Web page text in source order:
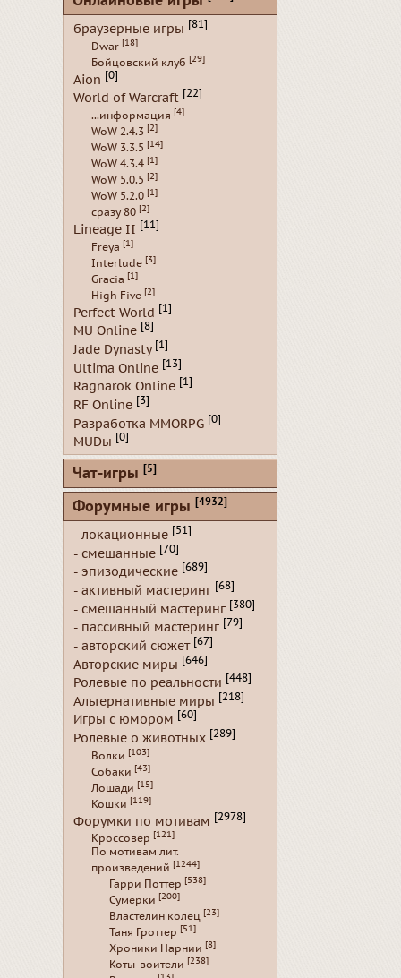
браузерные игры [81]
Dwar [18]
Бойцовский клуб [29]
Aion [0]
World of Warcraft [22]
...информация [4]
WoW 2.4.3 [2]
WoW 3.3.5 [14]
WoW 4.3.4 [1]
WoW 5.0.5 [2]
WoW 5.2.0 [1]
сразу 80 [2]
Lineage II [11]
Freya [1]
Interlude [3]
Gracia [1]
High Five [2]
Perfect World [1]
MU Online [8]
Jade Dynasty [1]
Ultima Online [13]
Ragnarok Online [1]
RF Online [3]
Разработка MMORPG [0]
MUDы [0]
Чат-игры [5]
Форумные игры [4932]
- локационные [51]
- смешанные [70]
- эпизодические [689]
- активный мастеринг [68]
- смешанный мастеринг [380]
- пассивный мастеринг [79]
- авторский сюжет [67]
Авторские миры [646]
Ролевые по реальности [448]
Альтернативные миры [218]
Игры с юмором [60]
Ролевые о животных [289]
Волки [103]
Собаки [43]
Лошади [15]
Кошки [119]
Форумки по мотивам [2978]
Кроссовер [121]
По мотивам лит.
произведений [1244]
Гарри Поттер [538]
Сумерки [200]
Властелин колец [23]
Таня Гроттер [51]
Хроники Нарнии [8]
Коты-воители [238]